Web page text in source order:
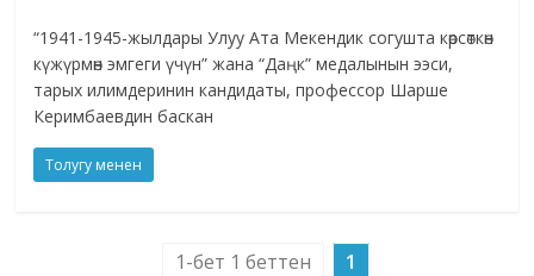
“1941-1945-жылдары Улуу Ата Мекендик согушта көрсөткөн
күжүрмөн эмгеги үчүн” жана “Даңк” медалынын ээси,
тарых илимдеринин кандидаты, профессор Шарше
Керимбаевдин баскан
Толугу менен
1-бет 1 беттен 1